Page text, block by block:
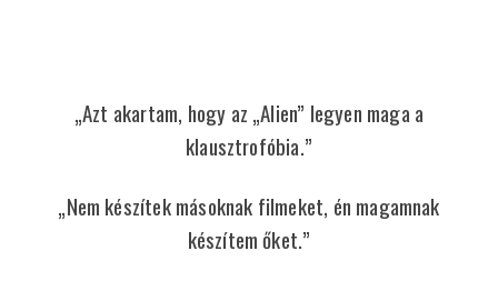
„Azt akartam, hogy az „Alien” legyen maga a
klausztrofóbia.”
„Nem készítek másoknak filmeket, én magamnak
készítem őket.”